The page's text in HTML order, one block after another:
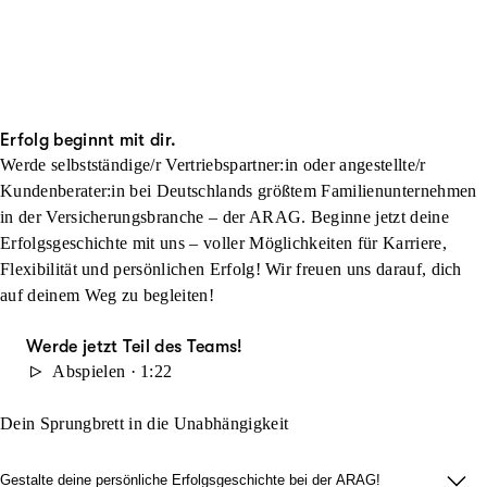
Erfolg beginnt mit dir.
Werde selbstständige/r Vertriebspartner:in oder angestellte/r
Kundenberater:in bei Deutschlands größtem Familienunternehmen
in der Versicherungsbranche – der ARAG. Beginne jetzt deine
Erfolgsgeschichte mit uns – voller Möglichkeiten für Karriere,
Flexibilität und persönlichen Erfolg! Wir freuen uns darauf, dich
auf deinem Weg zu begleiten!
Werde jetzt Teil des Teams!
Abspielen · 1:22
Dein Sprungbrett in die Unabhängigkeit
Gestalte deine persönliche Erfolgsgeschichte bei der ARAG!